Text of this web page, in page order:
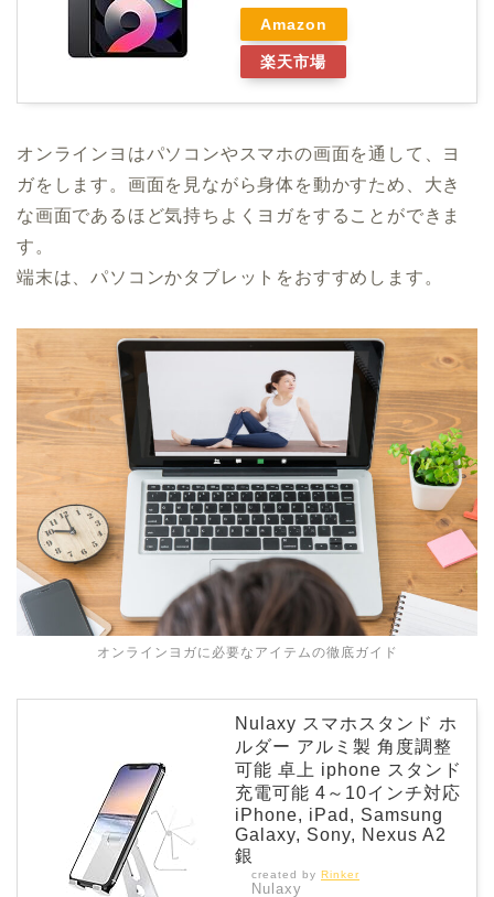
Amazon
楽天市場
オンラインヨはパソコンやスマホの画面を通して、ヨ
ガをします。画面を見ながら身体を動かすため、大き
な画面であるほど気持ちよくヨガをすることができま
す。
端末は、パソコンかタブレットをおすすめします。
オンラインヨガに必要なアイテムの徹底ガイド
Nulaxy スマホスタンド ホ
ルダー アルミ製 角度調整
可能 卓上 iphone スタンド
充電可能 4～10インチ対応
iPhone, iPad, Samsung
Galaxy, Sony, Nexus A2
銀
created by Rinker
Nulaxy